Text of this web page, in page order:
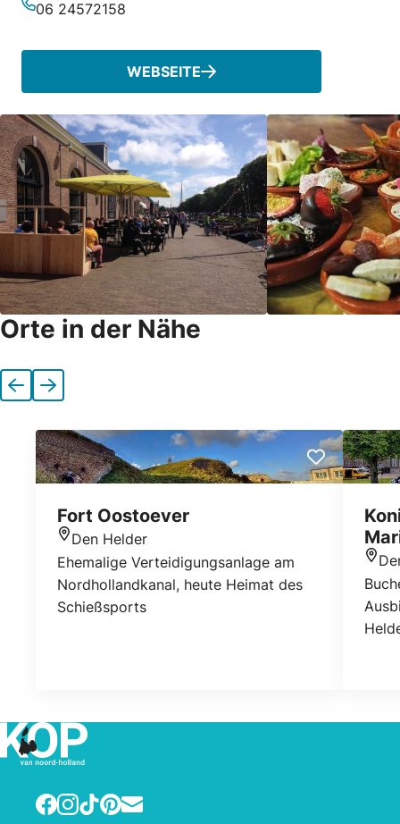
06 24572158
WEBSEITE
Orte in der Nähe
VorherigeNächste
Fort Oostoever
Standort
Den Helder
Ehemalige Verteidigungsanlage am
Nordhollandkanal, heute Heimat des
Schießsports
Facebook
Instagram
TikTokPinterest
E-mail